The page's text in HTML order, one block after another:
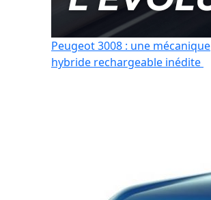
Peugeot 3008 : une mécanique
hybride rechargeable inédite